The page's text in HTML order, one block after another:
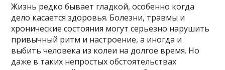
Жизнь редко бывает гладкой, особенно когда
дело касается здоровья. Болезни, травмы и
хронические состояния могут серьезно нарушить
привычный ритм и настроение, а иногда и
выбить человека из колеи на долгое время. Но
даже в таких непростых обстоятельствах